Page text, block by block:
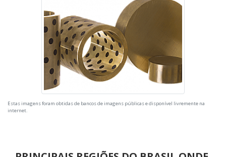
Estas imagens foram obtidas de bancos de imagens públicas e disponível livremente na
internet.